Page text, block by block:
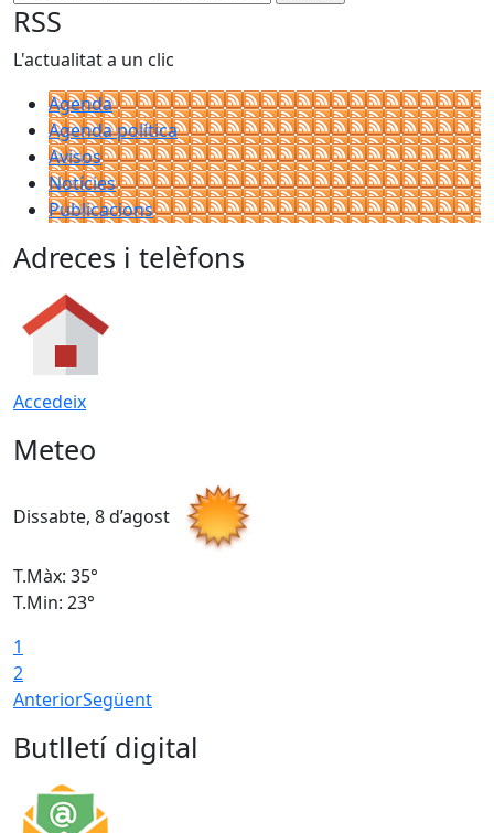
RSS
L'actualitat a un clic
Agenda
Agenda política
Avisos
Notícies
Publicacions
Adreces i telèfons
Accedeix
Meteo
Dissabte, 8 d’agost
T.Màx: 35°
T.Min: 23°
1
2
AnteriorSegüent
Butlletí digital